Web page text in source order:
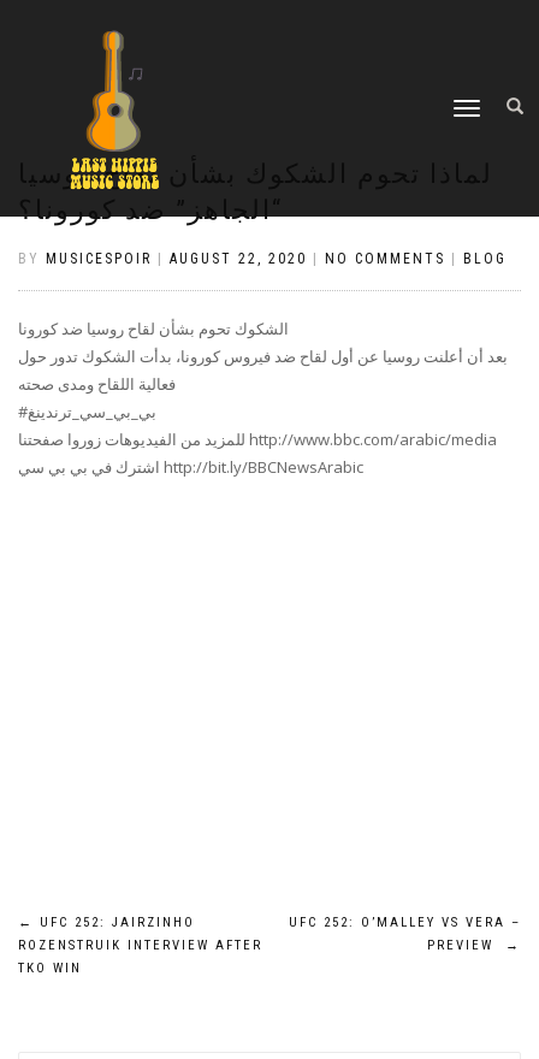
TOGGLE
لماذا تحوم الشكوك بشأن لقاح روسيا
“الجاهز” ضد كورونا؟
BY MUSICESPOIR AUGUST 22, 2020 NO COMMENTS BLOG
الشكوك تحوم بشأن لقاح روسيا ضد كورونا
بعد أن أعلنت روسيا عن أول لقاح ضد فيروس كورونا، بدأت الشكوك تدور حول
فعالية اللقاح ومدى صحته
#بي_بي_سي_ترندينغ
للمزيد من الفيديوهات زوروا صفحتنا http://www.bbc.com/arabic/media
اشترك في بي بي سي http://bit.ly/BBCNewsArabic
Post
navigation
←
UFC 252: JAIRZINHO
ROZENSTRUIK INTERVIEW AFTER
TKO WIN
UFC 252: O’MALLEY VS VERA –
PREVIEW
→